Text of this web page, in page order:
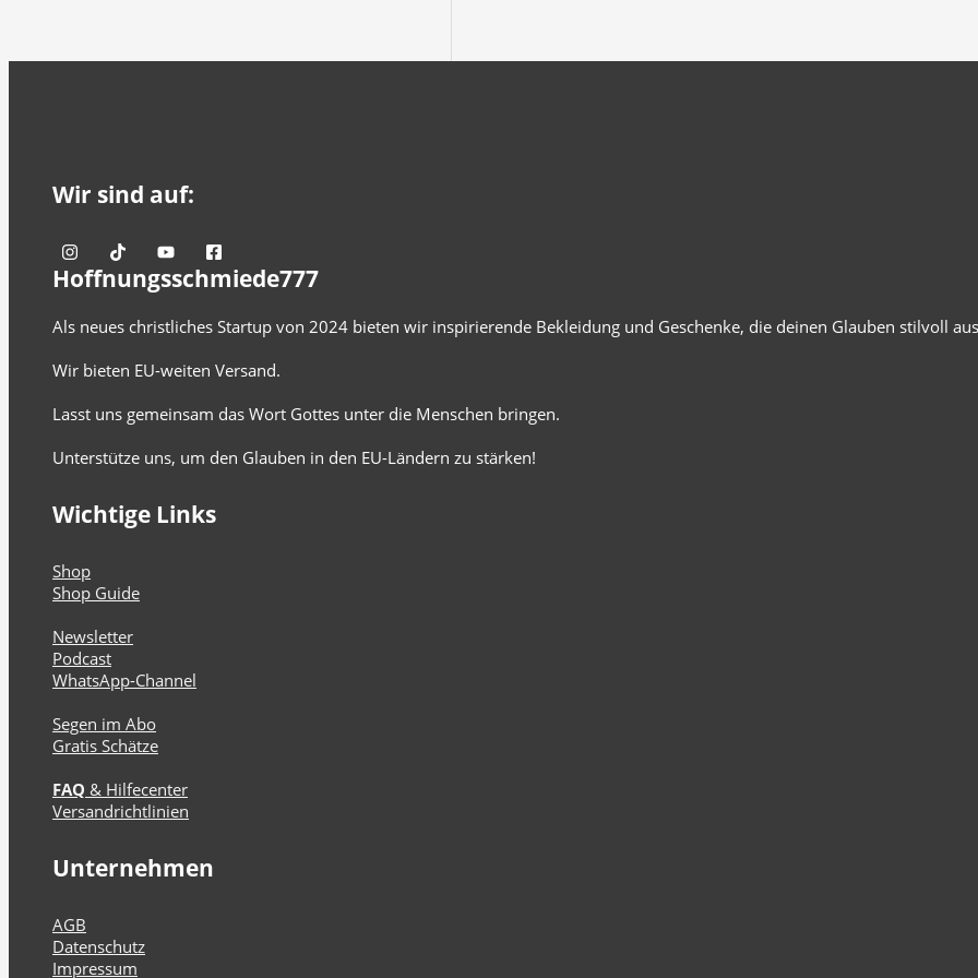
Wir sind auf:
Hoffnungsschmiede777
Als neues christliches Startup von 2024 bieten wir inspirierende Bekleidung und Geschenke, die deinen Glauben stilvoll
Wir bieten EU-weiten Versand.
Lasst uns gemeinsam das Wort Gottes unter die Menschen bringen.
Unterstütze uns, um den Glauben in den EU-Ländern zu stärken!
Wichtige Links
Shop
Shop Guide
Newsletter
Podcast
WhatsApp-Channel
Segen im Abo
Gratis Schätze
FAQ & Hilfecenter
Versandrichtlinien
Unternehmen
AGB
Datenschutz
Impressum